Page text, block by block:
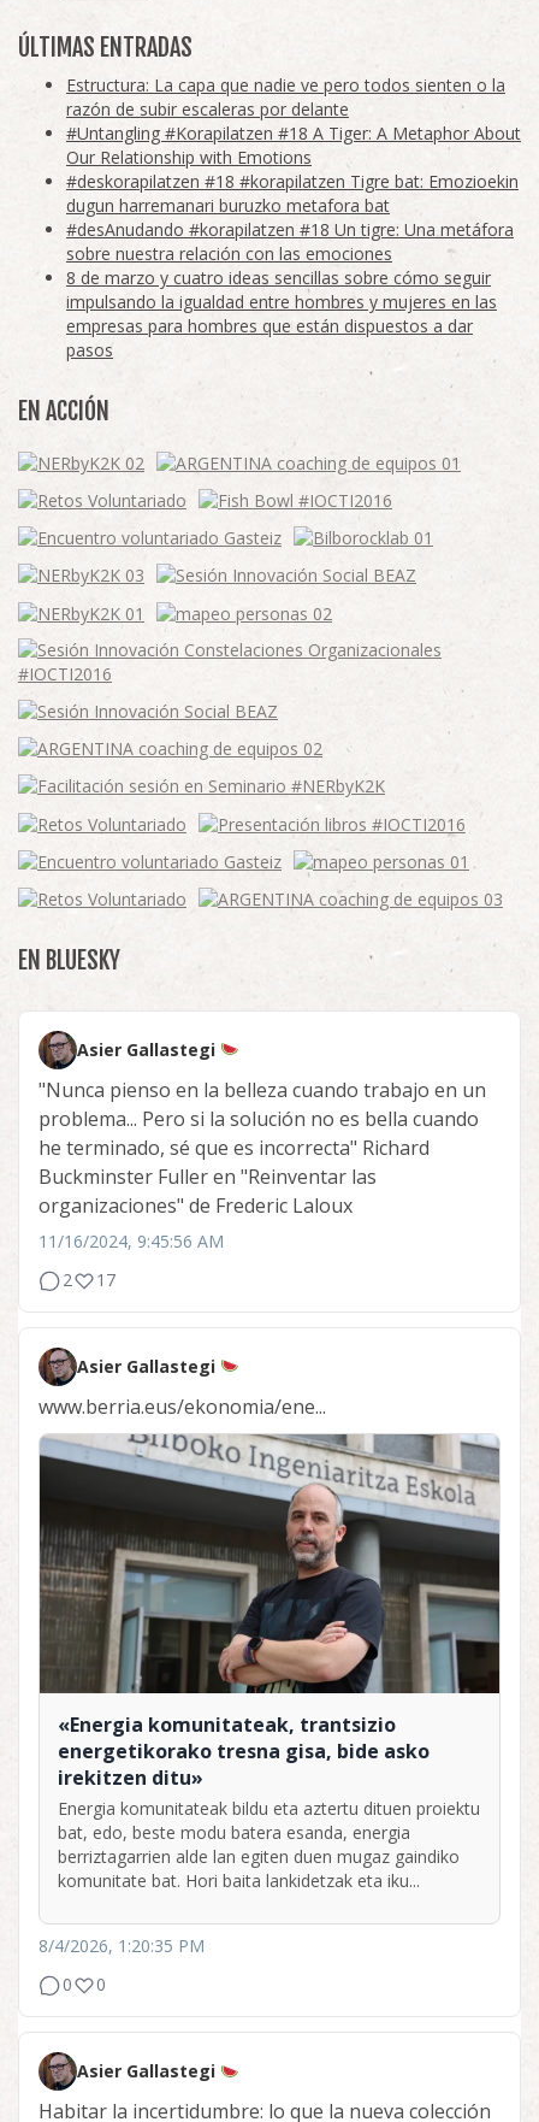
ÚLTIMAS ENTRADAS
Estructura: La capa que nadie ve pero todos sienten o la
razón de subir escaleras por delante
#Untangling #Korapilatzen #18 A Tiger: A Metaphor About
Our Relationship with Emotions
#deskorapilatzen #18 #korapilatzen Tigre bat: Emozioekin
dugun harremanari buruzko metafora bat
#desAnudando #korapilatzen #18 Un tigre: Una metáfora
sobre nuestra relación con las emociones
8 de marzo y cuatro ideas sencillas sobre cómo seguir
impulsando la igualdad entre hombres y mujeres en las
empresas para hombres que están dispuestos a dar
pasos
EN ACCIÓN
EN BLUESKY
Asier Gallastegi
"Nunca pienso en la belleza cuando trabajo en un
problema... Pero si la solución no es bella cuando
he terminado, sé que es incorrecta" Richard
Buckminster Fuller en "Reinventar las
organizaciones" de Frederic Laloux
11/16/2024, 9:45:56 AM
2
17
Asier Gallastegi
www.berria.eus/ekonomia/ene...
«Energia komunitateak, trantsizio
energetikorako tresna gisa, bide asko
irekitzen ditu»
Energia komunitateak bildu eta aztertu dituen proiektu
bat, edo, beste modu batera esanda, energia
berriztagarrien alde lan egiten duen mugaz gaindiko
komunitate bat. Hori baita lankidetzak eta iku...
8/4/2026, 1:20:35 PM
0
0
Asier Gallastegi
Habitar la incertidumbre: lo que la nueva colección